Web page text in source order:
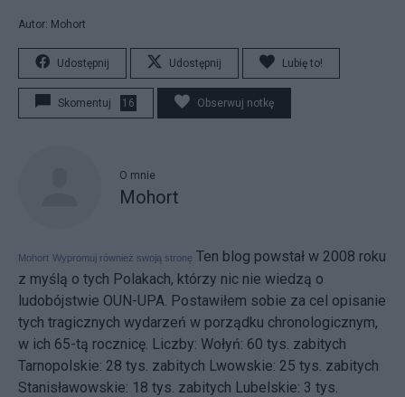
Autor: Mohort
Udostępnij Udostępnij Lubię to!
Skomentuj 16 Obserwuj notkę
O mnie
Mohort
Mohort Wypromuj również swoją stronę Ten blog powstał w 2008 roku
z myślą o tych Polakach, którzy nic nie wiedzą o
ludobójstwie OUN-UPA. Postawiłem sobie za cel opisanie
tych tragicznych wydarzeń w porządku chronologicznym,
w ich 65-tą rocznicę. Liczby: Wołyń: 60 tys. zabitych
Tarnopolskie: 28 tys. zabitych Lwowskie: 25 tys. zabitych
Stanisławowskie: 18 tys. zabitych Lubelskie: 3 tys.